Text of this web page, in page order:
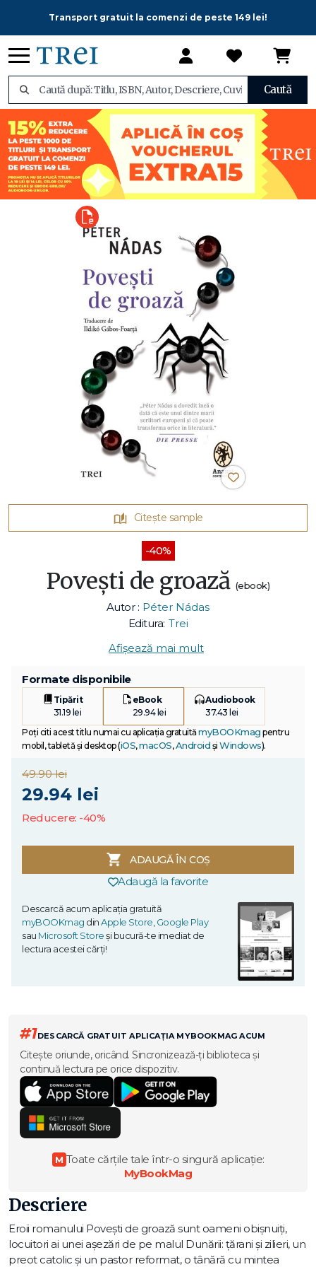
Transport gratuit la comenzi de peste 149 lei!
Caută
Citește sample
-40%
Poveşti de groază (ebook)
Autor : Péter Nádas
Editura: Trei
Afișează mai mult
Formate disponibile
Tipărit
31.19 lei
eBook
29.94 lei
Audiobook
37.43 lei
Poți citi acest titlu numai cu aplicația gratuitămyBOOKmag pentru
mobil, tabletă și desktop (iOS,macOS,Android și Windows).
49.90 lei
29.94 lei
Reducere: -40%
ADAUGĂ ÎN COȘ
Adaugă la favorite
Descarcă acum aplicația gratuită
myBOOKmag dinApple Store,Google Play
sau Microsoft Storeși bucură-te imediat de
lectura acestei cărți!
#1DESCARCĂ GRATUIT APLICAȚIA MYBOOKMAG ACUM
Citește oriunde, oricând. Sincronizează-ți biblioteca și
continuă lectura pe orice dispozitiv.
M Toate cărțile tale într-o singură aplicație:
MyBookMag
Descriere
Eroii romanului Povești de groază sunt oameni obișnuiți,
locuitori ai unei așezări de pe malul Dunării: țărani și zilieri, un
preot catolic și un pastor reformat, o tânără cu mintea